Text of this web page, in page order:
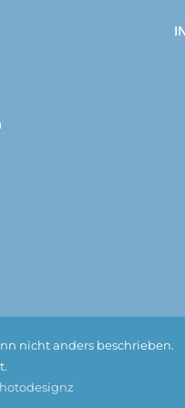
nicht anders beschrieben.